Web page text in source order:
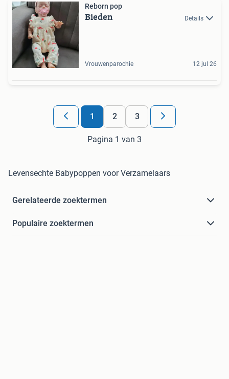
Reborn pop
Bieden Details
Vrouwenparochie 12 jul 26
1 2 3
Pagina 1 van 3
Levensechte Babypoppen voor Verzamelaars
Gerelateerde zoektermen
Populaire zoektermen